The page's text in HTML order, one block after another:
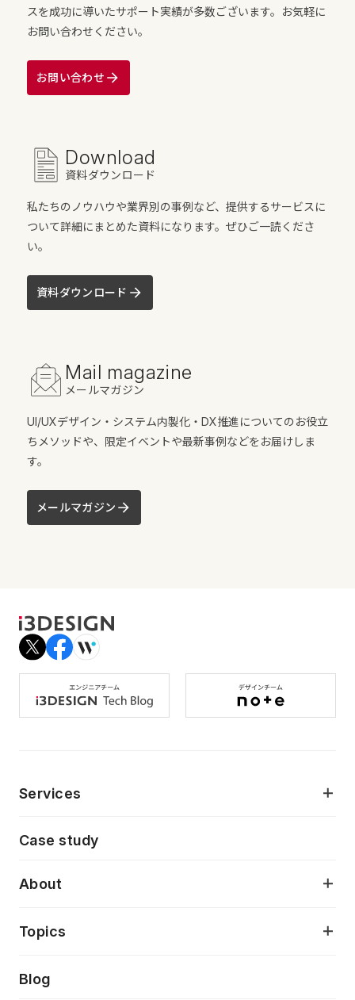
スを成功に導いたサポート実績が多数ございます。お気軽に
お問い合わせください。
お問い合わせ
Download
資料ダウンロード
私たちのノウハウや業界別の事例など、提供するサービスに
ついて詳細にまとめた資料になります。ぜひご一読くださ
い。
資料ダウンロード
Mail magazine
メールマガジン
UI/UXデザイン・システム内製化・DX推進についてのお役立
ちメソッドや、限定イベントや最新事例などをお届けしま
す。
メールマガジン
Services
AI駆動開発支援
モダナイゼーション
Case study
About
当社が目指しているもの
Topics
Press release
Blog